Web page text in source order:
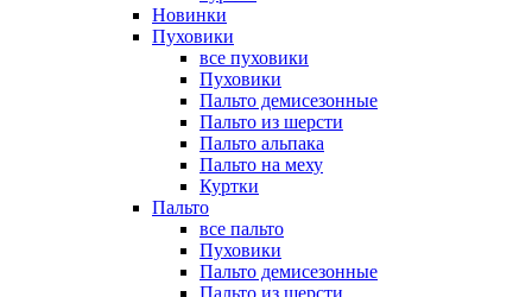
Новинки
Пуховики
все пуховики
Пуховики
Пальто демисезонные
Пальто из шерсти
Пальто альпака
Пальто на меху
Куртки
Пальто
все пальто
Пуховики
Пальто демисезонные
Пальто из шерсти